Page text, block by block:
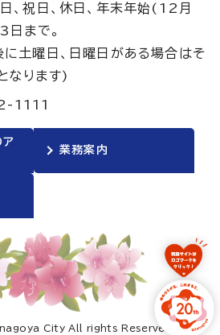
、祝日、休日、年末年始(12月
まで。
に土曜日、日曜日がある場合はそ
なります)
1111
業務案内
City All rights Reserved.